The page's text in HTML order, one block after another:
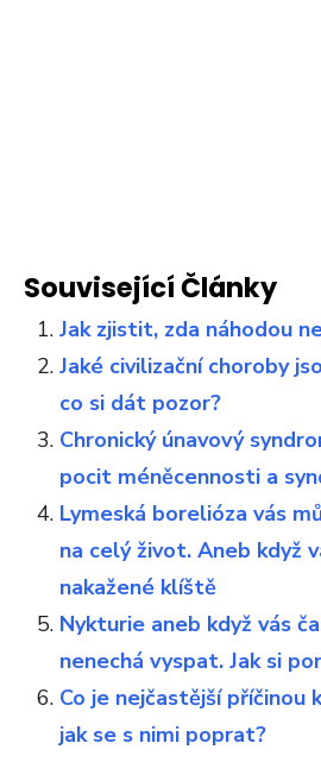
Související Články
Jak zjistit, zda náhodou
Jaké civilizační choroby
co si dát pozor?
Chronický únavový
pocit méněcennosti a
Lymeská borelióza vás
na celý život. Aneb když
nakažené klíště
Nykturie aneb když vás
nenechá vyspat. Jak si
Co je nejčastější příčinou
jak se s nimi poprat?